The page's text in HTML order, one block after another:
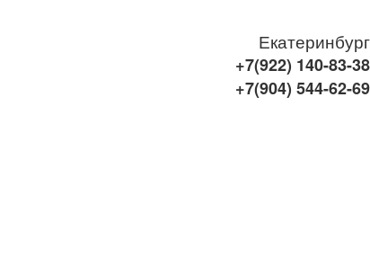
Екатеринбург
+7(922) 140-83-38
+7(904) 544-62-69